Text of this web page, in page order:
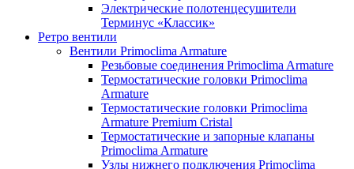
Электрические полотенцесушители
Терминус «Классик»
Ретро вентили
Вентили Primoclima Armature
Резьбовые соединения Primoclima Armature
Термостатические головки Primoclima
Armature
Термостатические головки Primoclima
Armature Premium Cristal
Термостатические и запорные клапаны
Primoclima Armature
Узлы нижнего подключения Primoclima